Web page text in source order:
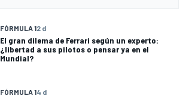
FÓRMULA 12 d
El gran dilema de Ferrari según un experto:
¿libertad a sus pilotos o pensar ya en el
Mundial?
FÓRMULA 14 d